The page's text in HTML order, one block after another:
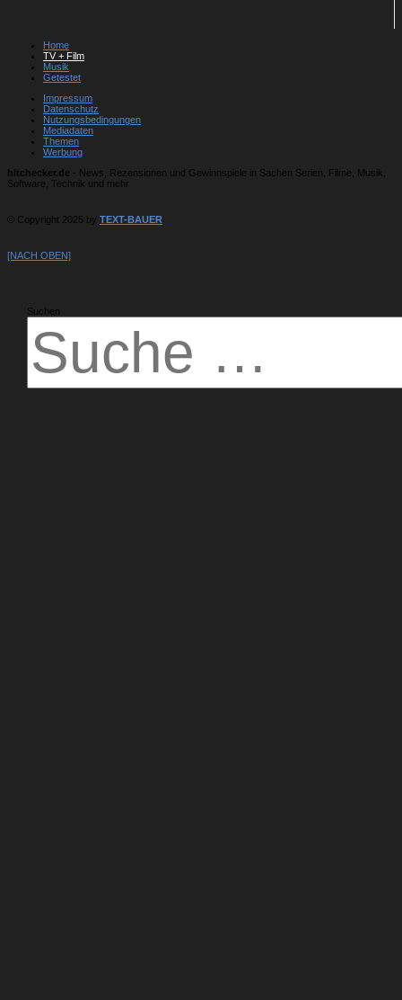
Home
TV + Film
Musik
Getestet
Impressum
Datenschutz
Nutzungsbedingungen
Mediadaten
Themen
Werbung
hitchecker.de - News, Rezensionen und Gewinnspiele in Sachen Serien, Filme, Musik,
Software, Technik und mehr
© Copyright 2025 by TEXT-BAUER
[NACH OBEN]
Suchen